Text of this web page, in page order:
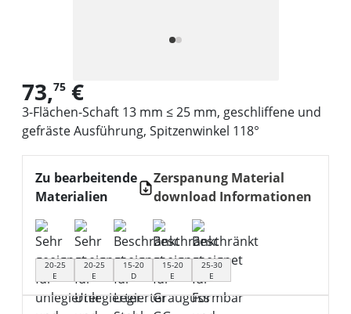
73,75 €
3-Flächen-Schaft 13 mm ≤ 25 mm, geschliffene und
gefräste Ausführung, Spitzenwinkel 118°
Zu bearbeitende
Materialien
Zerspanung Material
download Informationen
20-25
E
20-25
E
15-20
D
15-20
E
25-30
E